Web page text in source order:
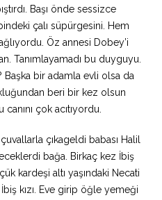
Başı önde sessizce
çalı süpürgesini. Hem
Öz annesi Dobey’i
Tanımlayamadı bu duyguyu.
bir adamla evli olsa da
beri bir kez olsun
çok acıtıyordu.
çıkageldi babası Halil
bağa. Birkaç kez İbiş
kardeşi altı yaşındaki Necati
kızı. Eve girip öğle yemeği